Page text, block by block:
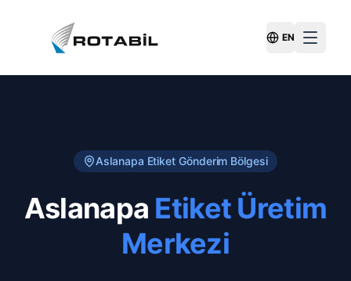
Switch
EN
Aslanapa Etiket Gönderim Bölgesi
Aslanapa Etiket Üretim
Merkezi